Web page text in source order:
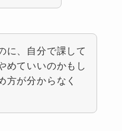
に、自分で課して
めていいのかもし
方が分からなく